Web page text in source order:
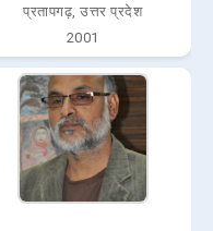
प्रतापगढ़, उत्तर प्रदेश
2001